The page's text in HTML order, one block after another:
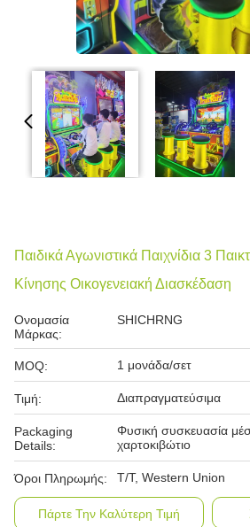
Παιδικά Αγωνιστικά Παιχνίδια 3
Κίνησης Οικογενειακή Διασκέδαση
Ονομασία
Μάρκας:
SHICHRNG
MOQ: 1 μονάδα/σετ
Τιμή: Διαπραγματεύσιμα
Packaging
Details:
Φυσική συσκευασία
χαρτοκιβώτιο
Όροι Πληρωμής: T/T, Western Union
Πάρτε Την Καλύτερη Τιμή